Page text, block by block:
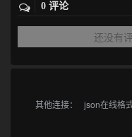
0 评论
还没有
其他连接： json在线格